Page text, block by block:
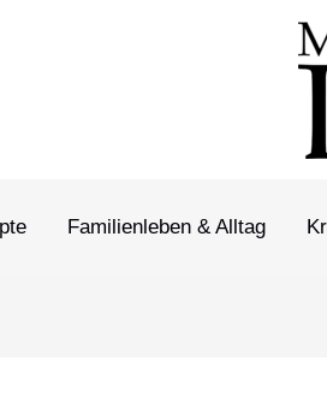
Familienleben & Alltag